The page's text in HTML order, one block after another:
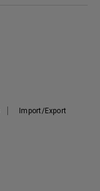
Import/Export